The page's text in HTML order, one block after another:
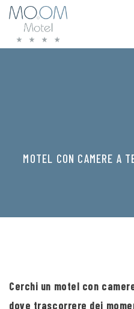
MOTEL CON CAMERE A
Cerchi un motel con
dove trascorrere dei